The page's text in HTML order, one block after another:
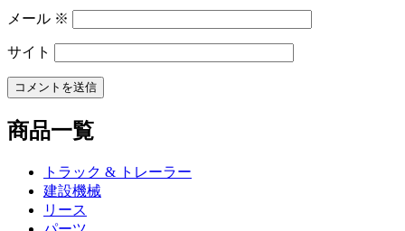
メール ※
サイト
商品一覧
トラック & トレーラー
建設機械
リース